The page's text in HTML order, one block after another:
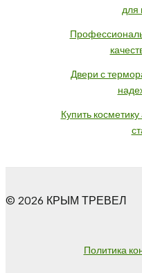
для
Двери с
Купить
© 2026 КРЫМ ТРЕВЕЛ
Политика